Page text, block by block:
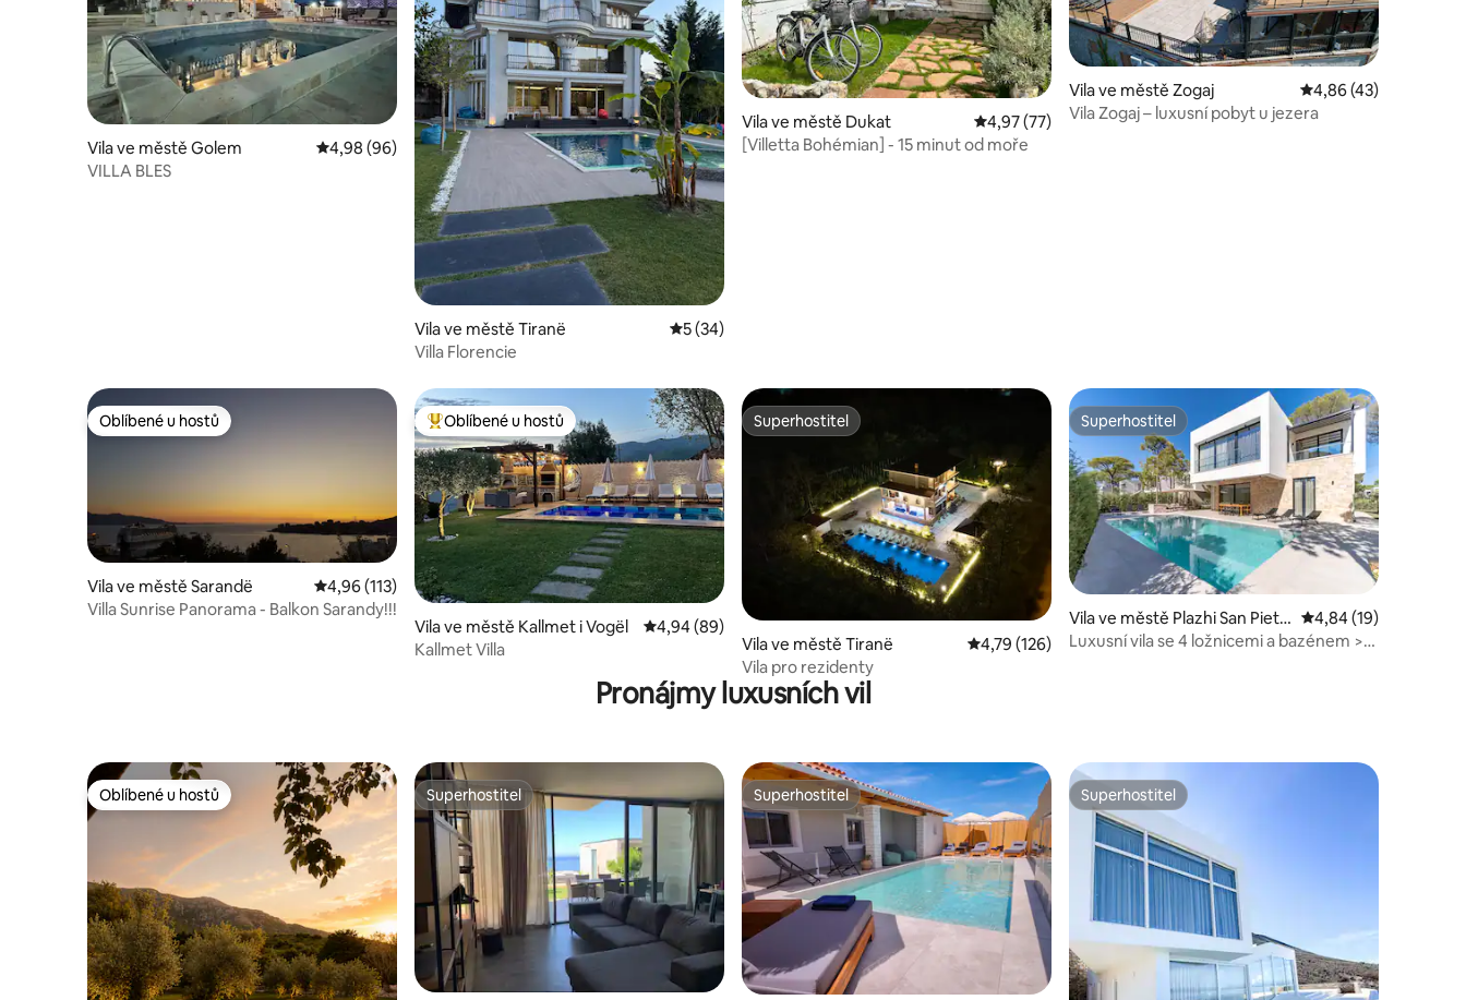
Vila ve městě Golem Průměrné hodnocení 4,98 z 5, 96 hodnocení
4,98 (96)
VILLA BLES
Vila ve městě Tiranë Průměrné hodnocení 5 z 5, 34 hodnocení
5 (34)
Villa Florencie
Vila ve městě Dukat Průměrné hodnocení 4,97 z 5, 77 hodnocení
4,97 (77)
[Villetta Bohémian] - 15 minut od moře
Vila ve městě Zogaj Průměrné hodnocení
4,86 (43)
Vila Zogaj – luxusní pobyt u jezera
Oblíbené u hostů
Oblíbené u hostů
Vila ve městě Sarandë Průměrné hodnocení 4,96 z 5, 113 hodnocení
4,96 (113)
Villa Sunrise Panorama - Balkon Sarandy!!!
Nejlepší v kategorii Oblíbené u hostů
Oblíbené u hostů
Vila ve městě Kallmet i Vogël Průměrné hodnocení 4,94 z 5, 89 hodnocení
4,94 (89)
Kallmet Villa
Superhostitel
Superhostitel
Vila ve městě Tiranë Průměrné hodnocení 4,79 z 5, 126 hodnocení
4,79 (126)
Vila pro rezidenty
Superhostitel
Superhostitel
Vila ve městě Plazhi San Pietr
o
Průměrné hodnocení
4,84 (19)
Luxusní vila se 4 ložnicemi a bazénem >
Pronájmy luxusních vil
Oblíbené u hostů
Oblíbené u hostů Superhostitel
Superhostitel Superhostitel
Superhostitel Superhostitel
Superhostitel